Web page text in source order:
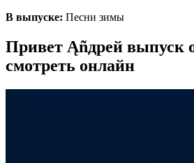
В выпуске: Песни зимы
Привет Ąñдpей выпуск
смотреть онлайн